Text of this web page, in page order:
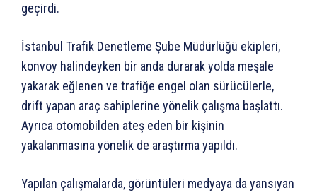
geçirdi.
İstanbul Trafik Denetleme Şube Müdürlüğü ekipleri,
konvoy halindeyken bir anda durarak yolda meşale
yakarak eğlenen ve trafiğe engel olan sürücülerle,
drift yapan araç sahiplerine yönelik çalışma başlattı.
Ayrıca otomobilden ateş eden bir kişinin
yakalanmasına yönelik de araştırma yapıldı.
Yapılan çalışmalarda, görüntüleri medyaya da yansıyan